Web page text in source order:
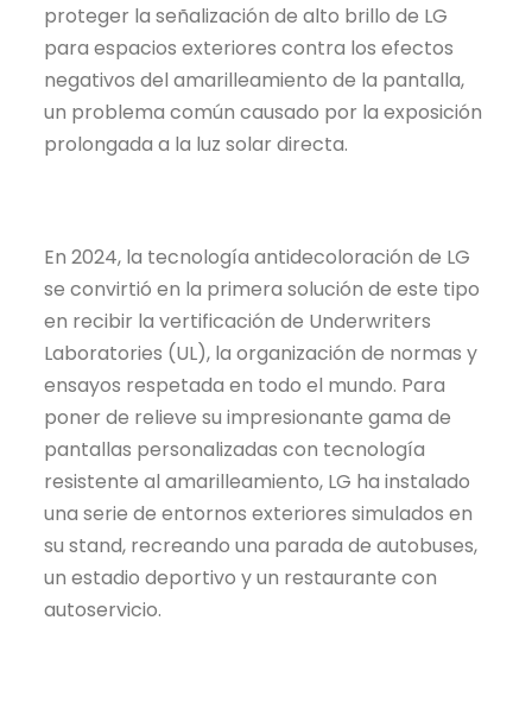
proteger la señalización de alto brillo de LG
para espacios exteriores contra los efectos
negativos delamarilleamiento de la pantalla,
un problema común causado por la exposición
prolongada a la luz solar directa.
En 2024, la tecnologíaantidecoloración de LG
se convirtió en la primera solución de este tipo
en recibir lavertificación de Underwriters
Laboratories (UL), la organización de normas y
ensayos respetada en todo el mundo. Para
poner de relieve su impresionante gama de
pantallas personalizadas con tecnología
resistente alamarilleamiento, LG ha instalado
una serie de entornos exteriores simulados en
su stand, recreando una parada de autobuses,
un estadio deportivo y un restaurante con
autoservicio.